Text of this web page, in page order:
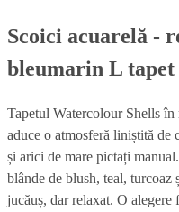
Scoici acuarelă -
bleumarin L tapet
Tapetul Watercolour Shells
aduce o atmosferă liniștită de
și arici de mare pictați
blânde de blush, teal,
jucăuș, dar relaxat. O alegere